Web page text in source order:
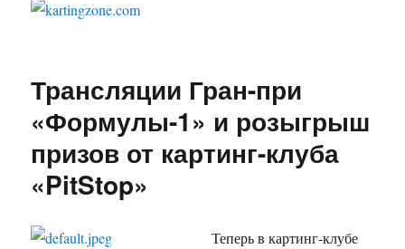
Трансляции Гран-при
«Формулы-1» и розыгрыш
призов от картинг-клуба
«PitStop»
Теперь в картинг-клубе